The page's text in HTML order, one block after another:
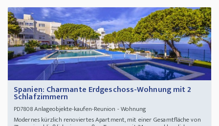
Spanien: Charmante Erdgeschoss-Wohnung mit 2
Schlafzimmern
PD7808Anlageobjekte-kaufen-Reunion - Wohnung
Modernes kürzlich renoviertes Apartment, mit einer Gesamtfläche von